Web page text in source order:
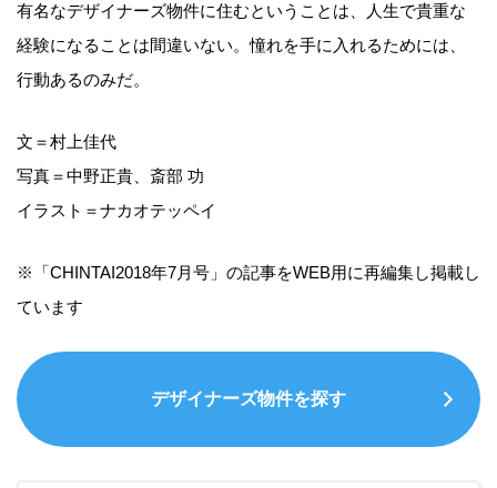
有名なデザイナーズ物件に住むということは、人生で貴重な
経験になることは間違いない。憧れを手に入れるためには、
行動あるのみだ。
文＝村上佳代
写真＝中野正貴、斎部 功
イラスト＝ナカオテッペイ
※「CHINTAI2018年7月号」の記事をWEB用に再編集し掲載し
ています
デザイナーズ物件を探す